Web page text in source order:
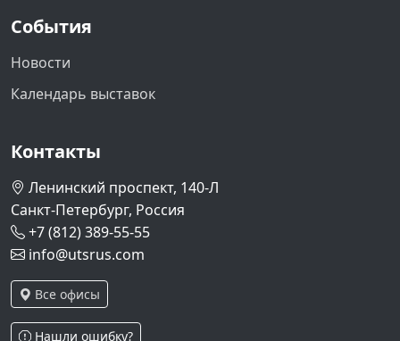
События
Новости
Календарь выставок
Контакты
Ленинский проспект, 140-Л
Санкт-Петербург, Россия
+7 (812) 389-55-55
info@utsrus.com
Все офисы
Нашли ошибку?